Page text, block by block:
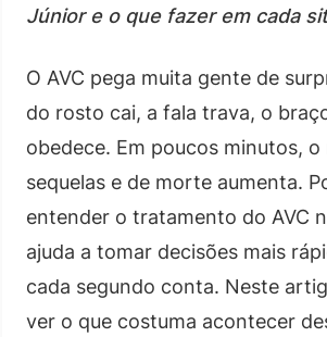
Júnior e o que fazer em cada
O AVC pega muita gente de
do rosto cai, a fala trava, o
obedece. Em poucos minutos, o
sequelas e de morte aumenta.
entender o tratamento do AVC
ajuda a tomar decisões mais
cada segundo conta. Neste
ver o que costuma acontecer